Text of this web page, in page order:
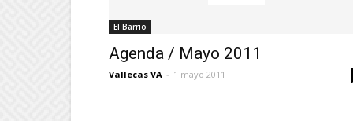
El Barrio
Agenda / Mayo 2011
Vallecas VA - 1 mayo 2011